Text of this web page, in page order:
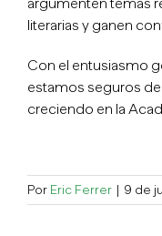
argumenten temas
literarias y ganen
Con el entusiasmo
estamos seguros de
creciendo en la
Por Eric Ferrer | 9 de